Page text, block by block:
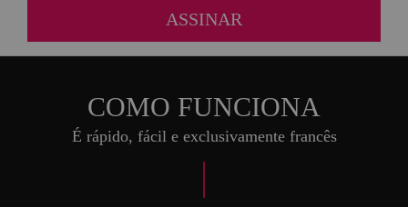
ASSINAR
COMO FUNCIONA
É rápido, fácil e exclusivamente francês